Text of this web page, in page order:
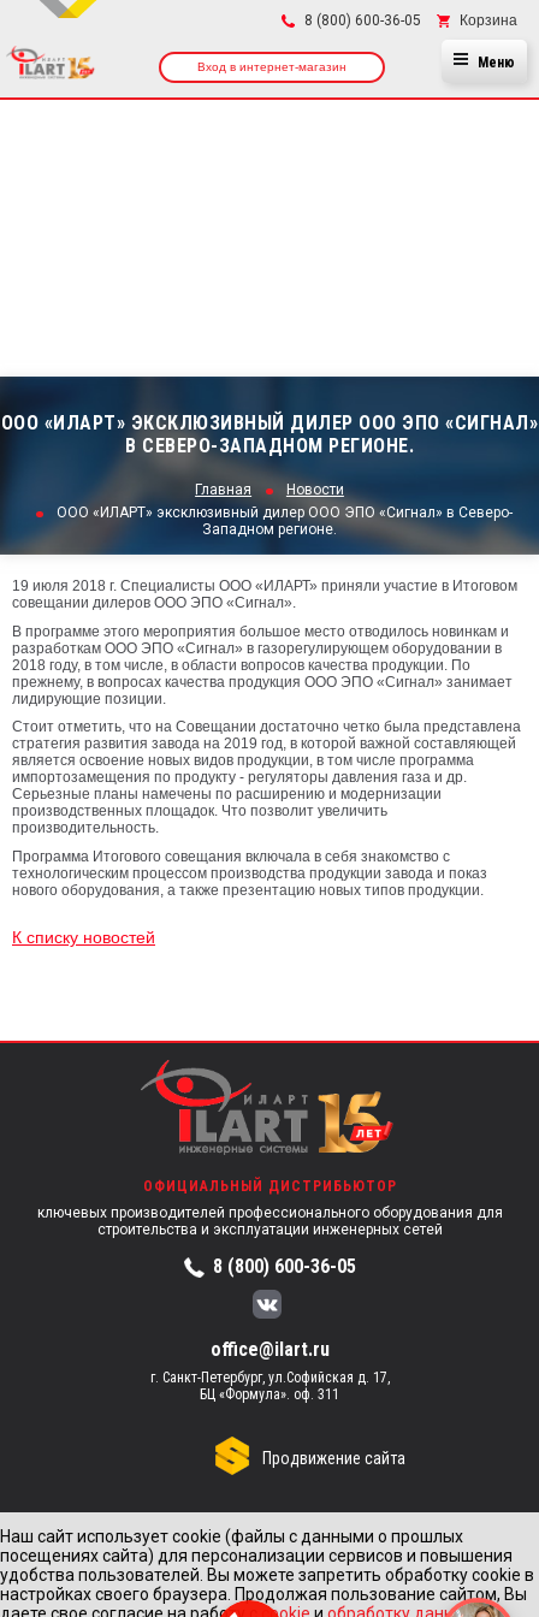
8 (800) 600-36-05 Корзина
Вход в интернет-магазин Меню
ООО «ИЛАРТ» ЭКСКЛЮЗИВНЫЙ ДИЛЕР ООО ЭПО «СИГНАЛ»
В СЕВЕРО-ЗАПАДНОМ РЕГИОНЕ.
Главная
Новости
ООО «ИЛАРТ» эксклюзивный дилер ООО ЭПО «Сигнал» в Северо-
Западном регионе.
19 июля 2018 г. Специалисты ООО «ИЛАРТ» приняли участие в Итоговом
совещании дилеров ООО ЭПО «Сигнал».
В программе этого мероприятия большое место отводилось новинкам и
разработкам ООО ЭПО «Сигнал» в газорегулирующем оборудовании в
2018 году, в том числе, в области вопросов качества продукции. По
прежнему, в вопросах качества продукция ООО ЭПО «Сигнал» занимает
лидирующие позиции.
Стоит отметить, что на Совещании достаточно четко была представлена
стратегия развития завода на 2019 год, в которой важной составляющей
является освоение новых видов продукции, в том числе программа
импортозамещения по продукту - регуляторы давления газа и др.
Серьезные планы намечены по расширению и модернизации
производственных площадок. Что позволит увеличить
производительность.
Программа Итогового совещания включала в себя знакомство с
технологическим процессом производства продукции завода и показ
нового оборудования, а также презентацию новых типов продукции.
К списку новостей
ОФИЦИАЛЬНЫЙ ДИСТРИБЬЮТОР
ключевых производителей профессионального оборудования для
строительства и эксплуатации инженерных сетей
8 (800) 600-36-05
office@ilart.ru
г. Санкт-Петербург, ул.Софийская д. 17,
БЦ «Формула». оф. 311
Продвижение сайта
×
Наш сайт использует cookie (файлы с данными о прошлых
посещениях сайта) для персонализации сервисов и повышения
удобства пользователей. Вы можете запретить обработку cookie в
настройках своего браузера. Продолжая пользование сайтом, Вы
даете свое согласие на работу с
cookie и обработку данныхс